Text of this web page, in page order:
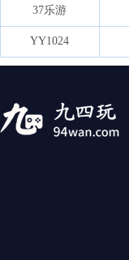
37乐游
YY1024